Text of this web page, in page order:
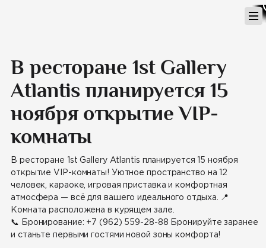
В ресторане 1st Gallery
Atlantis планируется 15
ноября открытие VIP-
комнаты
В ресторане 1st Gallery Atlantis планируется 15 ноября
открытие VIP-комнаты! Уютное пространство на 12
человек, караоке, игровая приставка и комфортная
атмосфера — всё для вашего идеального отдыха. 📍
Комната расположена в курящем зале.
📞 Бронирование: +7 (962) 559-28-88 Бронируйте заранее
и станьте первыми гостями новой зоны комфорта!